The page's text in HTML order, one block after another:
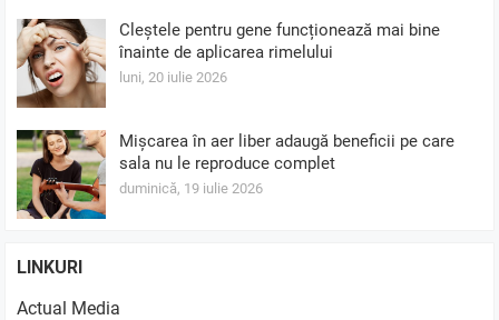
Cleștele pentru gene funcționează mai bine
înainte de aplicarea rimelului
luni, 20 iulie 2026
Mișcarea în aer liber adaugă beneficii pe care
sala nu le reproduce complet
duminică, 19 iulie 2026
LINKURI
Actual Media